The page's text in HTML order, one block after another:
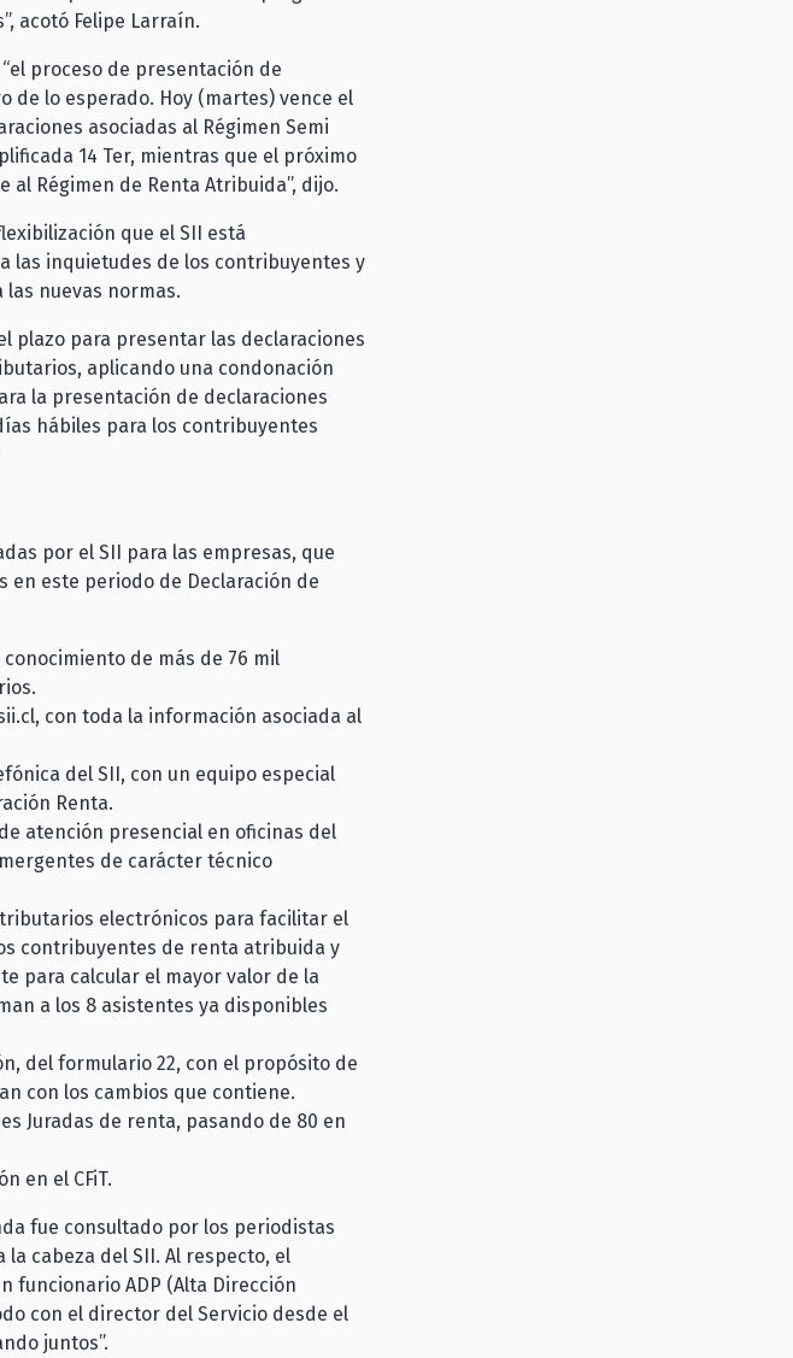
acotó Felipe Larraín.
proceso de presentación de
de lo esperado. Hoy (martes) vence el
asociadas al Régimen Semi
14 Ter, mientras que el próximo
Régimen de Renta Atribuida”, dijo.
que el SII está
las inquietudes de los contribuyentes y
nuevas normas.
plazo para presentar las declaraciones
aplicando una condonación
la presentación de declaraciones
hábiles para los contribuyentes
por el SII para las empresas, que
en este periodo de Declaración de
de más de 76 mil
con toda la información asociada al
del SII, con un equipo especial
Renta.
atención presencial en oficinas del
de carácter técnico
electrónicos para facilitar el
contribuyentes de renta atribuida y
para calcular el mayor valor de la
a los 8 asistentes ya disponibles
del formulario 22, con el propósito de
con los cambios que contiene.
Juradas de renta, pasando de 80 en
en el CFiT.
fue consultado por los periodistas
cabeza del SII. Al respecto, el
funcionario ADP (Alta Dirección
con el director del Servicio desde el
juntos”.